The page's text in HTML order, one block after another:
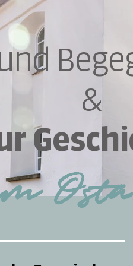
&
Ost